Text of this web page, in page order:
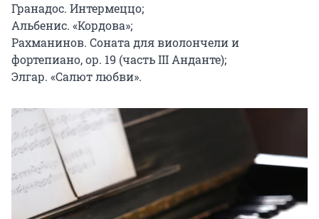
Гранадос. Интермеццо;
Альбенис. «Кордова»;
Рахманинов. Соната для виолончели и
фортепиано, ор. 19 (часть III Анданте);
Элгар. «Салют любви».